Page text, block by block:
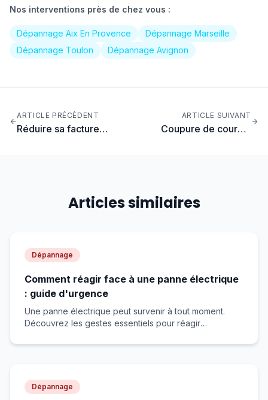
Nos interventions près de chez vous :
Dépannage Aix En Provence
Dépannage Marseille
Dépannage Toulon
Dépannage Avignon
ARTICLE PRÉCÉDENT
Réduire sa facture
ARTICLE SUIVANT
Coupure de courant
Articles similaires
Dépannage
Comment réagir face à une panne électrique
: guide d'urgence
Une panne électrique peut survenir à tout moment.
Découvrez les gestes essentiels pour réagir
Dépannage